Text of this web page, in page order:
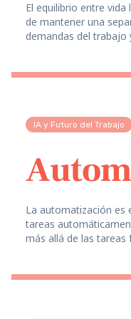
El equilibrio entre
de mantener una
demandas del trabajo
IA y Futuro del Trabajo
La automatización es
tareas
más allá de las tareas